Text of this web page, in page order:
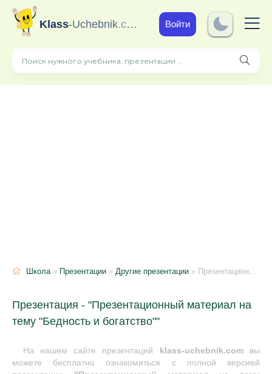
Klass-Uchebnik.com Войти
Школа» Презентации » Другие презентации » Презентационный материал на тему "Бедность и богатство"
Презентация - "Презентационный материал на
тему "Бедность и богатство""
На нашем сайте презентаций klass-uchebnik.comвы
можете бесплатно ознакомиться с полной версией